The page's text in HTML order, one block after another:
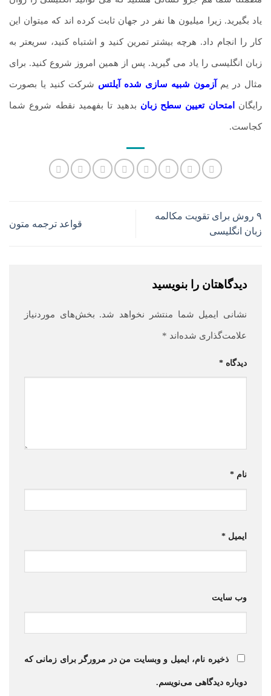
یاد بگیرید. زیرا میلیون ها نفر در جهان ثابت کرده ­اند که می­توان این
کار را انجام داد. هرچه بیشتر تمرین کنید و اشتباه کنید، سریع­تر به
زبان انگلیسی را یاد می گیرید. پس از همین امروز شروع کنید. برای
مثال در یم آزمون شبیه سازی شده آیلتس شرکت کنید یا بصورت
رایگان امتحان تعیین سطح زبان بدهید تا بفهمید نقطه شروع شما
کجاست.
۹ روش برای تقویت مکالمه
زبان انگلیسی
قواعد ترجمه متون
دیدگاهتان را بنویسید
نشانی ایمیل شما منتشر نخواهد شد. بخش‌های موردنیاز
علامت‌گذاری شده‌اند *
دیدگاه *
نام *
ایمیل *
وب‌ سایت
ذخیره نام، ایمیل و وبسایت من در مرورگر برای زمانی که
دوباره دیدگاهی می‌نویسم.